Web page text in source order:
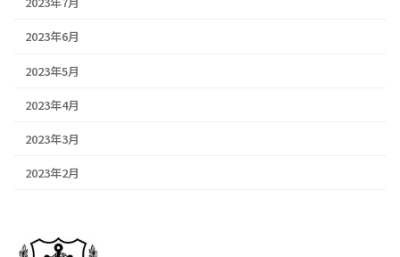
2023年6月
2023年5月
2023年4月
2023年3月
2023年2月